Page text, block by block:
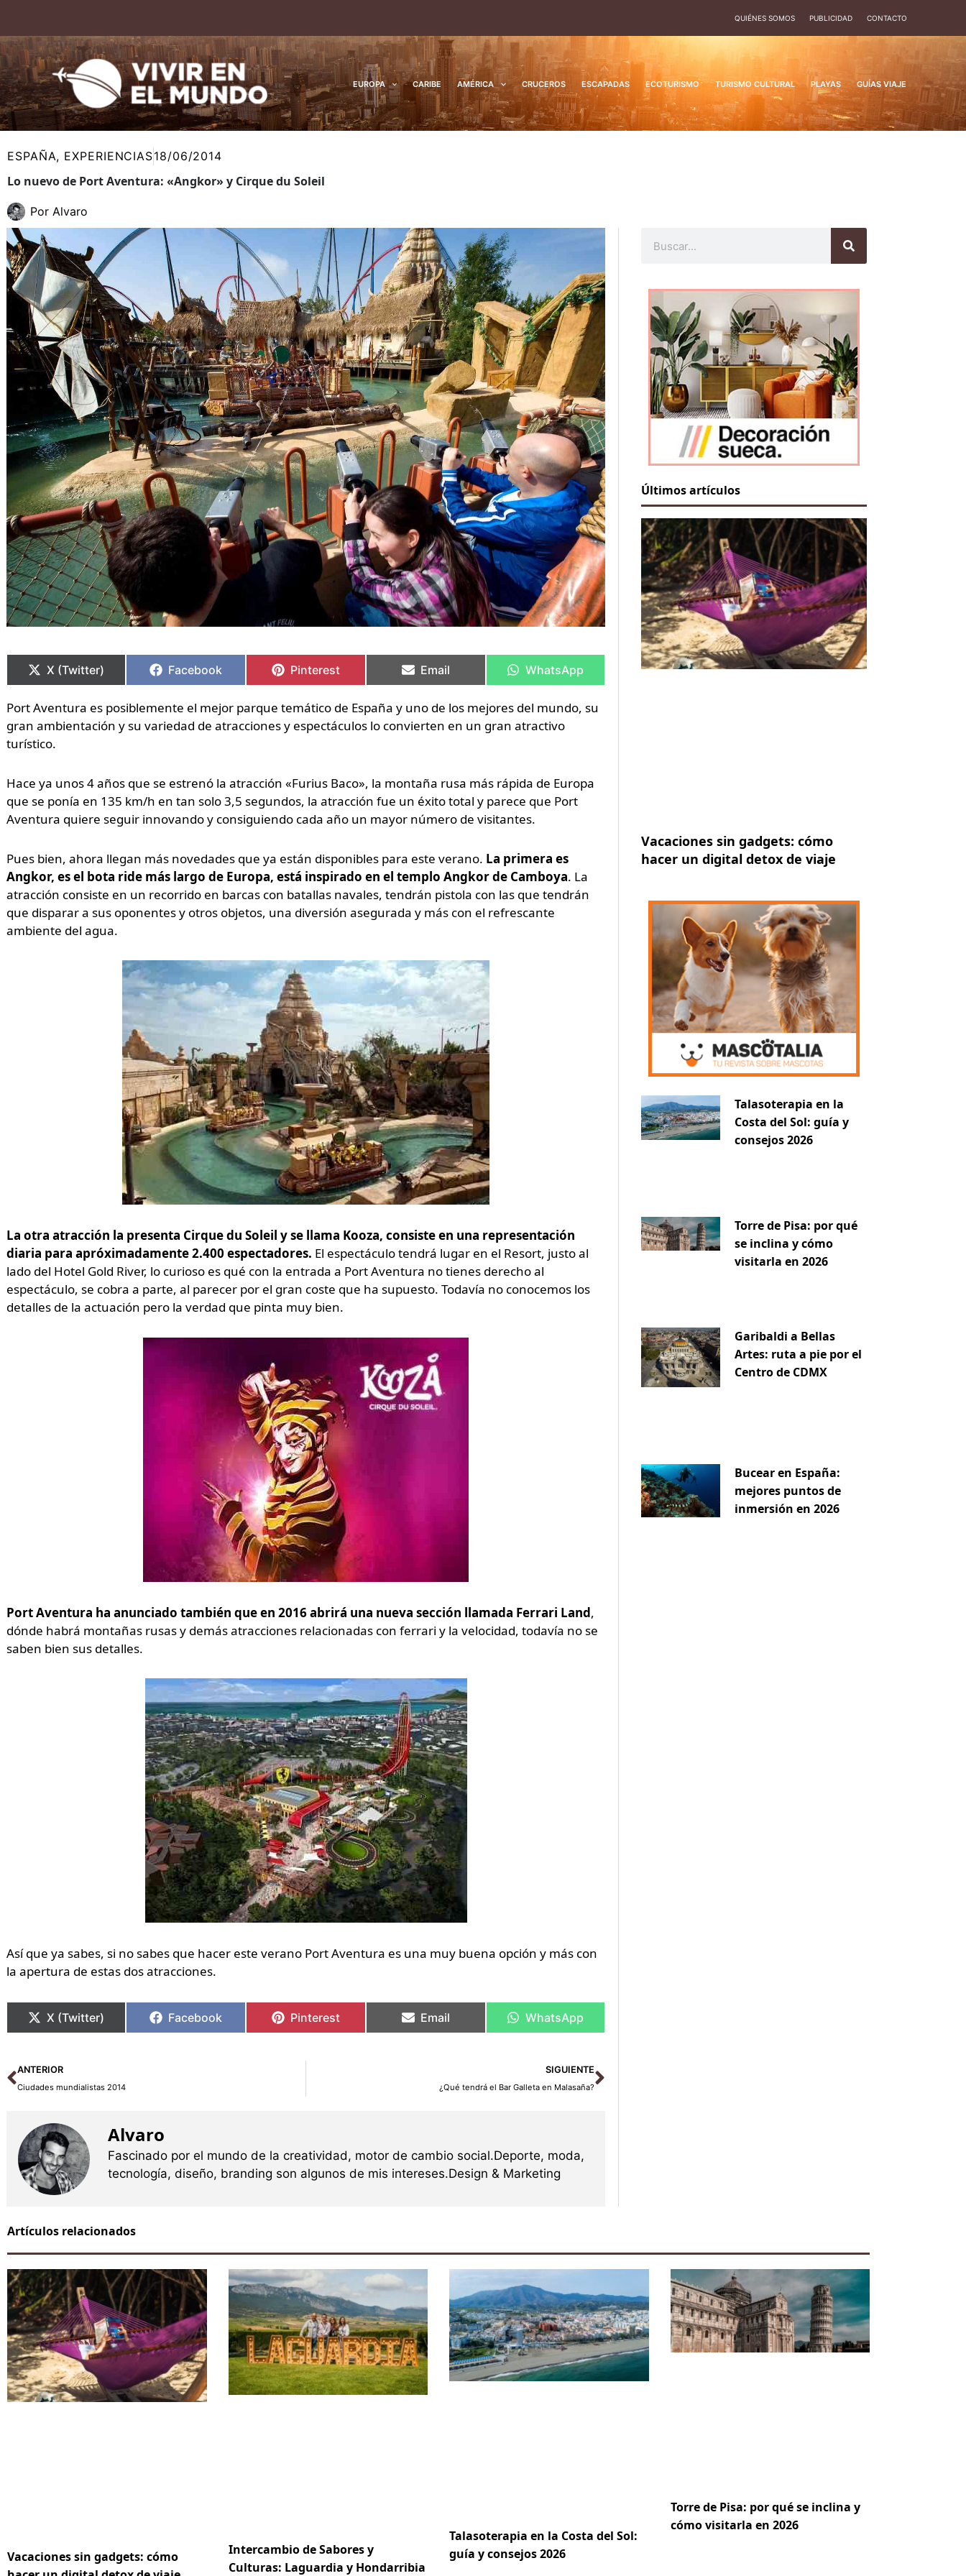
contenido
QUIÉNES SOMOS PUBLICIDAD CONTACTO
EUROPA CARIBE AMÉRICA CRUCEROS ESCAPADAS ECOTURISMO TURISMO CULTURAL PLAYAS GUÍAS VIAJE
ESPAÑA, EXPERIENCIAS18/06/2014
Lo nuevo de Port Aventura: «Angkor» y Cirque du Soleil
Por Alvaro
en
X (Twitter)
en
Facebook
en
Pinterest
en
Email
en
WhatsApp
Port Aventura es posiblemente el mejor parque temático de España y uno de los mejores del mundo, su
gran ambientación y su variedad de atracciones y espectáculos lo convierten en un gran atractivo
turístico.
Hace ya unos 4 años que se estrenó la atracción «Furius Baco», la montaña rusa más rápida de Europa
que se ponía en 135 km/h en tan solo 3,5 segundos, la atracción fue un éxito total y parece que Port
Aventura quiere seguir innovando y consiguiendo cada año un mayor número de visitantes.
Pues bien, ahora llegan más novedades que ya están disponibles para este verano. La primera es
Angkor, es el bota ride más largo de Europa, está inspirado en el templo Angkor de Camboya. La
atracción consiste en un recorrido en barcas con batallas navales, tendrán pistola con las que tendrán
que disparar a sus oponentes y otros objetos, una diversión asegurada y más con el refrescante
ambiente del agua.
La otra atracción la presenta Cirque du Soleil y se llama Kooza, consiste en una representación
diaria para apróximadamente 2.400 espectadores. El espectáculo tendrá lugar en el Resort, justo al
lado del Hotel Gold River, lo curioso es qué con la entrada a Port Aventura no tienes derecho al
espectáculo, se cobra a parte, al parecer por el gran coste que ha supuesto. Todavía no conocemos los
detalles de la actuación pero la verdad que pinta muy bien.
Port Aventura ha anunciado también que en 2016 abrirá una nueva sección llamada Ferrari Land,
dónde habrá montañas rusas y demás atracciones relacionadas con ferrari y la velocidad, todavía no se
saben bien sus detalles.
Así que ya sabes, si no sabes que hacer este verano Port Aventura es una muy buena opción y más con
la apertura de estas dos atracciones.
en
X (Twitter)
en
Facebook
en
Pinterest
en
Email
en
WhatsApp
Ant
ANTERIOR
Ciudades mundialistas 2014
SIGUIENTE
¿Qué tendrá el Bar Galleta en Malasaña?
Siguiente
Alvaro
Fascinado por el mundo de la creatividad, motor de cambio social.Deporte, moda,
tecnología, diseño, branding son algunos de mis intereses.Design & Marketing
Últimos artículos
Vacaciones sin gadgets: cómo
hacer un digital detox de viaje
Talasoterapia en la
Costa del Sol: guía y
consejos 2026
Torre de Pisa: por qué
se inclina y cómo
visitarla en 2026
Garibaldi a Bellas
Artes: ruta a pie por el
Centro de CDMX
Bucear en España:
mejores puntos de
inmersión en 2026
Artículos relacionados
Vacaciones sin gadgets: cómo
Intercambio de Sabores y
Culturas: Laguardia y Hondarribia
Talasoterapia en la Costa del Sol:
guía y consejos 2026
Torre de Pisa: por qué se inclina y
cómo visitarla en 2026